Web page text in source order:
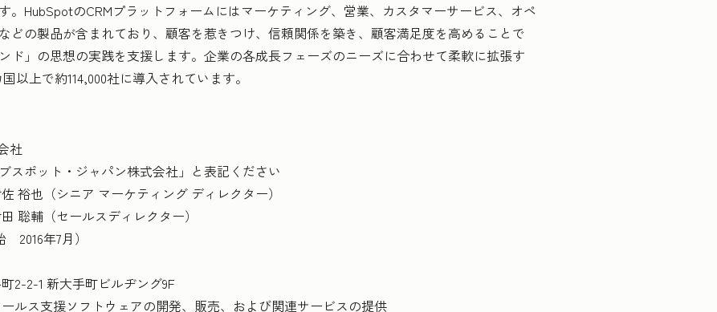
。HubSpotのCRMプラットフォームにはマーケティング、営業、カスタマーサービス、オペ
どの製品が含まれており、顧客を惹きつけ、信頼関係を築き、顧客満足度を高めることで
ド」の思想の実践を支援します。企業の各成長フェーズのニーズに合わせて柔軟に拡張す
以上で約114,000社に導入されています。
社
ト・ジャパン株式会社」と表記ください
（シニア マーケティング ディレクター）
セールスディレクター）
年7月）
2-1 新大手町ビルヂング9F
ス支援ソフトウェアの開発、販売、および関連サービスの提供